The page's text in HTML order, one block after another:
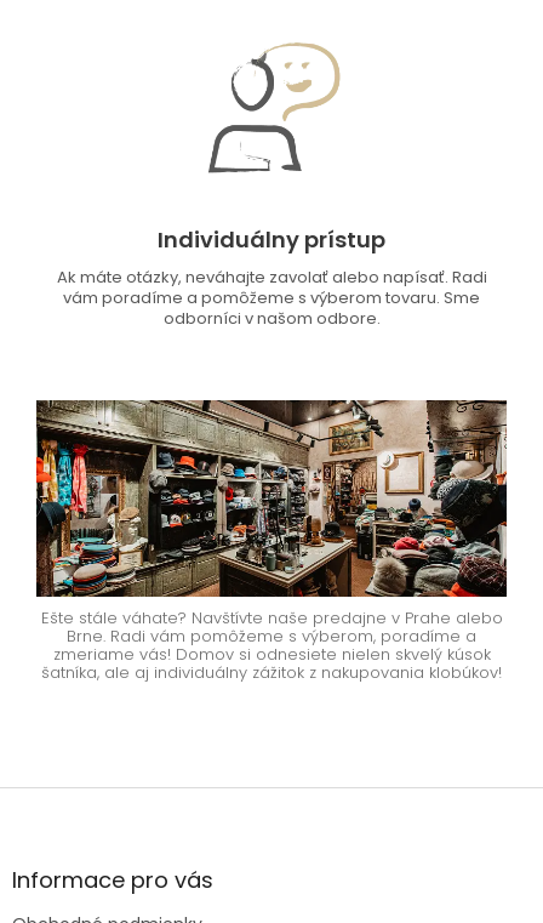
Individuálny prístup
Ak máte otázky, neváhajte zavolať alebo napísať. Radi
vám poradíme a pomôžeme s výberom tovaru. Sme
odborníci v našom odbore.
Ešte stále váhate? Navštívte naše predajne v Prahe alebo
Brne. Radi vám pomôžeme s výberom, poradíme a
zmeriame vás! Domov si odnesiete nielen skvelý kúsok
šatníka, ale aj individuálny zážitok z nakupovania klobúkov!
Z
äInformace pro vás